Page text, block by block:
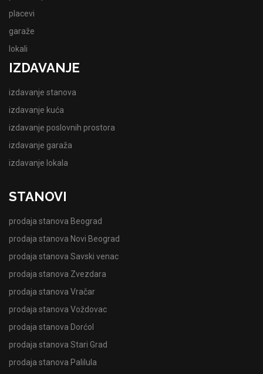
placevi
garaže
lokali
IZDAVANJE
izdavanje stanova
izdavanje kuća
izdavanje poslovnih prostora
izdavanje garaža
izdavanje lokala
STANOVI
prodaja stanova Beograd
prodaja stanova Novi Beograd
prodaja stanova Savski venac
prodaja stanova Zvezdara
prodaja stanova Vračar
prodaja stanova Voždovac
prodaja stanova Dorćol
prodaja stanova Stari Grad
prodaja stanova Palilula